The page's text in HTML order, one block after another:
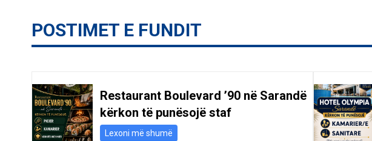
POSTIMET E FUNDIT
Restaurant Boulevard ’90 në Sarandë
kërkon të punësojë staf
Lexoni më shumë